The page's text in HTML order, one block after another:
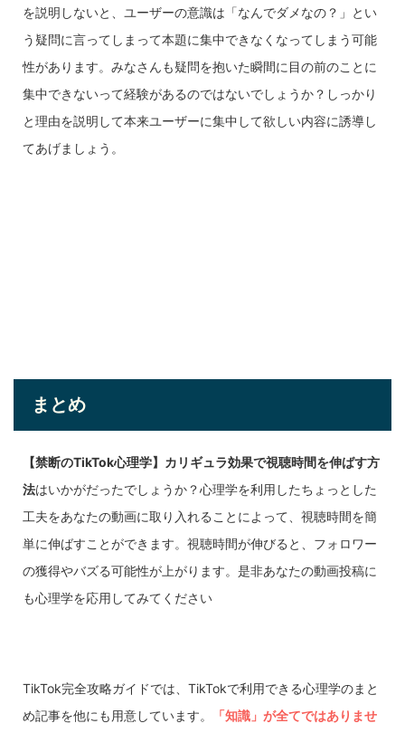
を説明しないと、ユーザーの意識は「なんでダメなの？」とい
う疑問に言ってしまって本題に集中できなくなってしまう可能
性があります。みなさんも疑問を抱いた瞬間に目の前のことに
集中できないって経験があるのではないでしょうか？しっかり
と理由を説明して本来ユーザーに集中して欲しい内容に誘導し
てあげましょう。
まとめ
【禁断のTikTok心理学】カリギュラ効果で視聴時間を伸ばす方
法はいかがだったでしょうか？心理学を利用したちょっとした
工夫をあなたの動画に取り入れることによって、視聴時間を簡
単に伸ばすことができます。視聴時間が伸びると、フォロワー
の獲得やバズる可能性が上がります。是非あなたの動画投稿に
も心理学を応用してみてください
TikTok完全攻略ガイドでは、TikTokで利用できる心理学のまと
め記事を他にも用意しています。
「知識」が全てではありませ